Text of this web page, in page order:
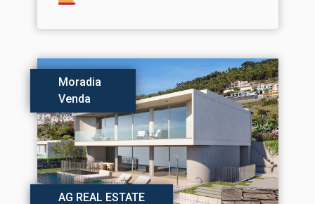
Moradia
Venda
AG REAL ESTATE